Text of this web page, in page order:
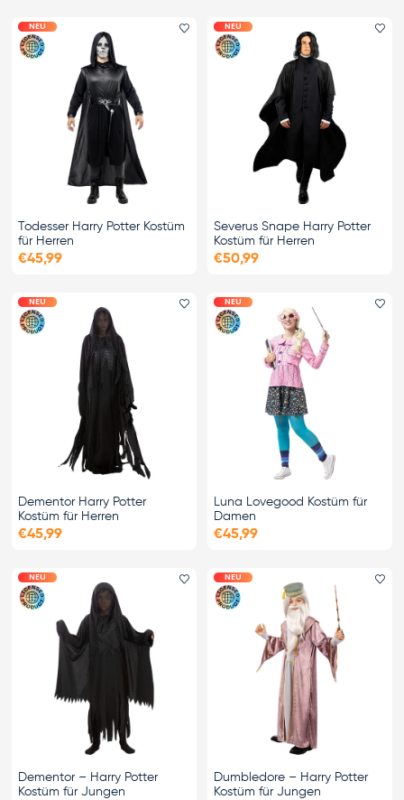
NEU Favorit hinzufügen
Todesser Harry Potter Kostüm
für Herren
€45,99
NEU
Severus Snape Harry Potter
Kostüm für Herren
€50,99
NEU Favorit hinzufügen
Dementor Harry Potter
Kostüm für Herren
€45,99
NEU
Luna Lovegood Kostüm für
Damen
€45,99
NEU Favorit hinzufügen
Dementor – Harry Potter
Kostüm für Jungen
NEU
Dumbledore – Harry Potter
Kostüm für Jungen